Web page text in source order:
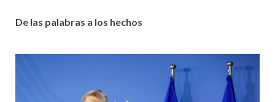
De las palabras a los hechos